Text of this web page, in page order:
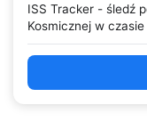
ISS Tracker - śledź
Kosmicznej w